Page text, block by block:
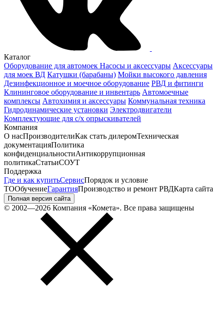
Каталог
Оборудование для автомоек Насосы и аксессуары Аксессуары
для моек ВД Катушки (барабаны) Мойки высокого давления
Дезинфекционное и моечное оборудование РВД и фитинги
Клининговое оборудование и инвентарь Автомоечные
комплексы Автохимия и аксессуары Коммунальная техника
Гидродинамические установки Электродвигатели
Комплектующие для с/х опрыскивателей
Компания
О насПроизводителиКак стать дилеромТехническая
документацияПолитика
конфиденциальностиАнтикоррупционная
политикаСтатьиСОУТ
Поддержка
Где и как купитьСервисПорядок и условие
ТООбучениеГарантияПроизводство и ремонт РВДКарта сайта
Полная версия сайта
© 2002—2026 Компания «Комета». Все права защищены